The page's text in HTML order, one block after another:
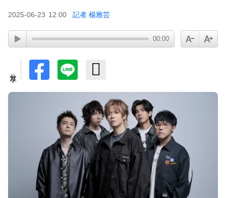
2025-06-23 12:00 記者 楊雅芸
00:00